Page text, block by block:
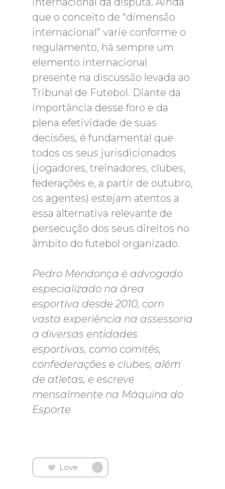
que o conceito de “dimensão
internacional” varie conforme o
regulamento, há sempre um
elemento internacional
presente na discussão levada ao
Tribunal de Futebol. Diante da
importância desse foro e da
plena efetividade de suas
decisões, é fundamental que
todos os seus jurisdicionados
(jogadores, treinadores, clubes,
federações e, a partir de outubro,
os agentes) estejam atentos a
essa alternativa relevante de
persecução dos seus direitos no
âmbito do futebol organizado.
Pedro Mendonça é advogado
especializado na área
esportiva desde 2010, com
vasta experiência na assessoria
a diversas entidades
esportivas, como comitês,
confederações e clubes, além
de atletas, e escreve
mensalmente na Máquina do
Esporte
Love 0